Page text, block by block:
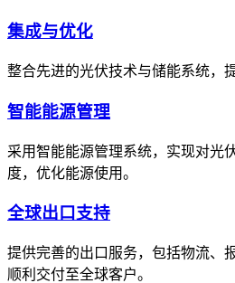
集成与优化
整合先进的光伏技术与储能系统，
智能能源管理
采用智能能源管理系统，实现对光
度，优化能源使用。
全球出口支持
提供完善的出口服务，包括物流、
顺利交付至全球客户。